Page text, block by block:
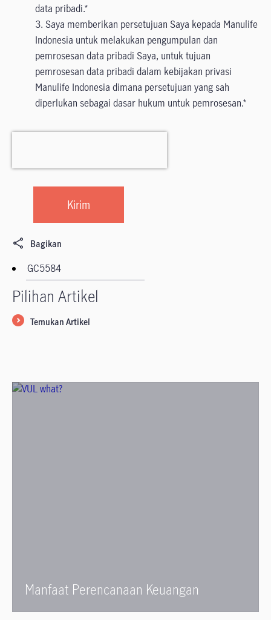
data pribadi.
3. Saya memberikan persetujuan Saya kepada Manulife
Indonesia untuk melakukan pengumpulan dan
pemrosesan data pribadi Saya, untuk tujuan
pemrosesan data pribadi dalam kebijakan privasi
Manulife Indonesia dimana persetujuan yang sah
diperlukan sebagai dasar hukum untuk pemrosesan.
Bagikan
Pilihan Artikel
Temukan Artikel
Manfaat Perencanaan Keuangan